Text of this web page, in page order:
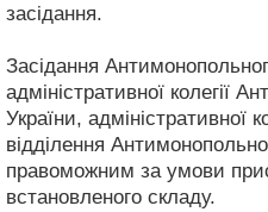
засідання.
Засідання
адміністративної колегії
України, адміністративної
відділення
правоможним за умови
встановленого складу.